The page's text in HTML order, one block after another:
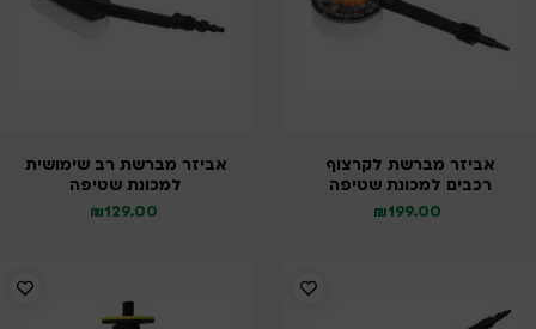
אביזר מברשת לקרצוף
רכבים למכונת שטיפה
199.00
₪
אביזר מברשת רב שימושית
למכונת שטיפה
129.00
₪